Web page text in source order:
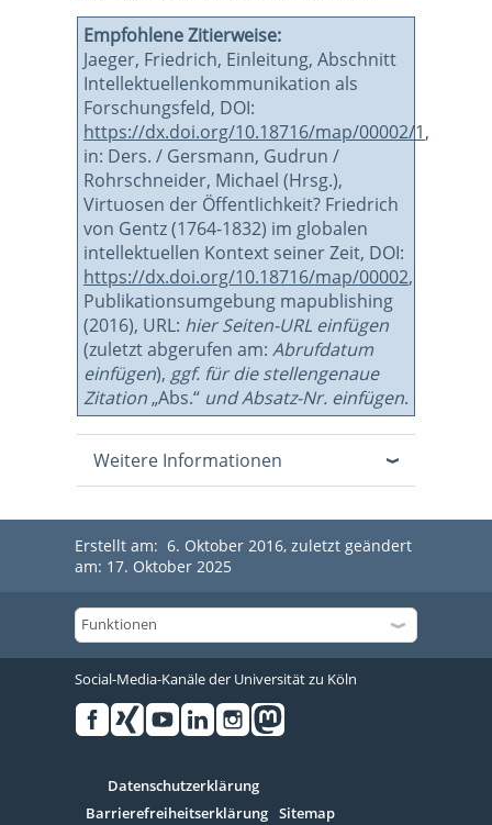
Empfohlene Zitierweise:
Jaeger, Friedrich, Einleitung, Abschnitt
Intellektuellenkommunikation als
Forschungsfeld, DOI:
https://dx.doi.org/10.18716/map/00002/1,
in: Ders. / Gersmann, Gudrun /
Rohrschneider, Michael (Hrsg.),
Virtuosen der Öffentlichkeit? Friedrich
von Gentz (1764-1832) im globalen
intellektuellen Kontext seiner Zeit, DOI:
https://dx.doi.org/10.18716/map/00002,
Publikationsumgebung mapublishing
(2016), URL: hier Seiten-URL einfügen
(zuletzt abgerufen am: Abrufdatum
einfügen), ggf. für die stellengenaue
Zitation„Abs.“und Absatz-Nr. einfügen.
Weitere Informationen
Erstellt am: 6. Oktober 2016, zuletzt geändert
am: 17. Oktober 2025
Social-Media-Kanäle der Universität zu Köln
Serivce
Datenschutzerklärung
Barrierefreiheitserklärung Sitemap